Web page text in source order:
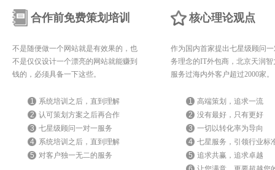
合作前免费策划培训
不是随便做一个网站就是有效果的，也
不是仅仅设计一个漂亮的网站就能赚到
钱的，必须具备一下这些。
1
系统培训之后，直到理解
2 认可策划方案之后再合作
3 七星级顾问一对一服务
4
系统培训之后，直到理解
5 对客户独一无二的服务
核心理论观点
作为国内首家提出七星级顾问
务理念的IT外包商，北京天润智
服务过海内外客户超过2000家。
1 高端策划，追求一流
2 没有最好，只有更好
3 一切以转化率为导向
4 七星服务，引领行业标
5 追求共赢，追求卓越